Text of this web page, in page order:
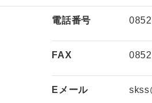
電話番号
FAX
Eメール